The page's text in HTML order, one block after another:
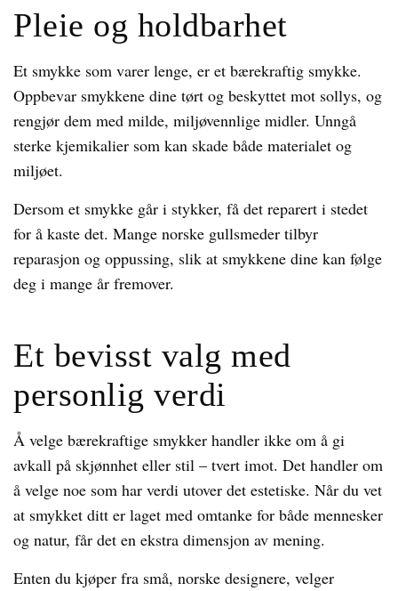
Pleie og holdbarhet
Et smykke som varer lenge, er et bærekraftig smykke.
Oppbevar smykkene dine tørt og beskyttet mot sollys, og
rengjør dem med milde, miljøvennlige midler. Unngå
sterke kjemikalier som kan skade både materialet og
miljøet.
Dersom et smykke går i stykker, få det reparert i stedet
for å kaste det. Mange norske gullsmeder tilbyr
reparasjon og oppussing, slik at smykkene dine kan følge
deg i mange år fremover.
Et bevisst valg med
personlig verdi
Å velge bærekraftige smykker handler ikke om å gi
avkall på skjønnhet eller stil – tvert imot. Det handler om
å velge noe som har verdi utover det estetiske. Når du vet
at smykket ditt er laget med omtanke for både mennesker
og natur, får det en ekstra dimensjon av mening.
Enten du kjøper fra små, norske designere, velger